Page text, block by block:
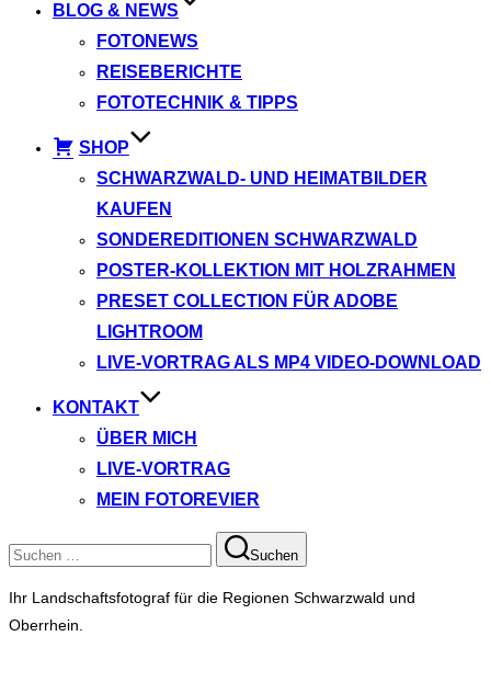
BLOG & NEWS
FOTONEWS
REISEBERICHTE
FOTOTECHNIK & TIPPS
SHOP
SCHWARZWALD- UND HEIMATBILDER
KAUFEN
SONDEREDITIONEN SCHWARZWALD
POSTER-KOLLEKTION MIT HOLZRAHMEN
PRESET COLLECTION FÜR ADOBE
LIGHTROOM
LIVE-VORTRAG ALS MP4 VIDEO-DOWNLOAD
KONTAKT
ÜBER MICH
LIVE-VORTRAG
MEIN FOTOREVIER
Suchen
nach:
Suchen
Ihr Landschaftsfotograf für die Regionen Schwarzwald und
Oberrhein.